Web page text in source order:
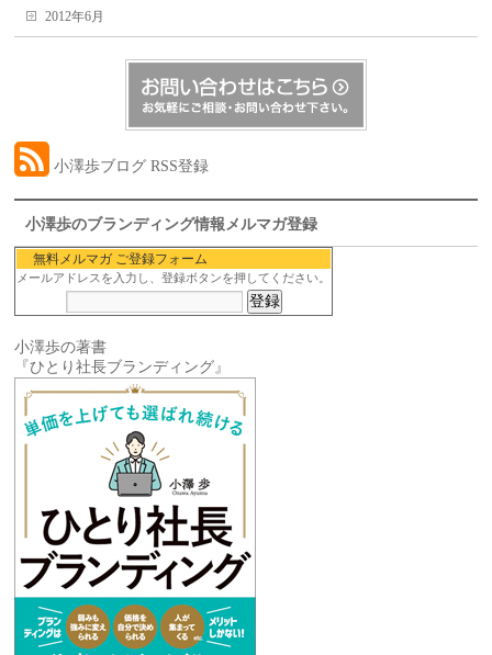
2012年6月
小澤歩ブログ RSS登録
小澤歩のブランディング情報メルマガ登録
無料メルマガ ご登録フォーム
メールアドレスを入力し、登録ボタンを押してください。
小澤歩の著書
『ひとり社長ブランディング』